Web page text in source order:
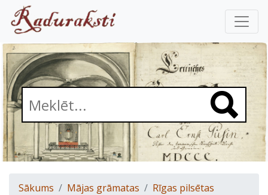
Sākums Mājas grāmatas Rīgas pilsētas